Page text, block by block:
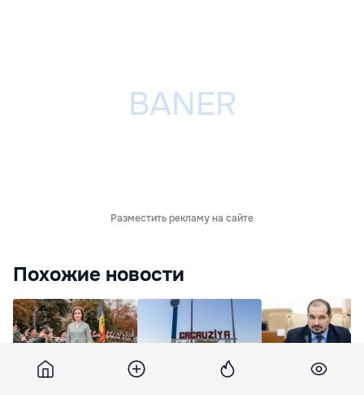
Разместить рекламу на сайте
Похожие новости
Санду о военном
В Комрате критикуют
Бузу: